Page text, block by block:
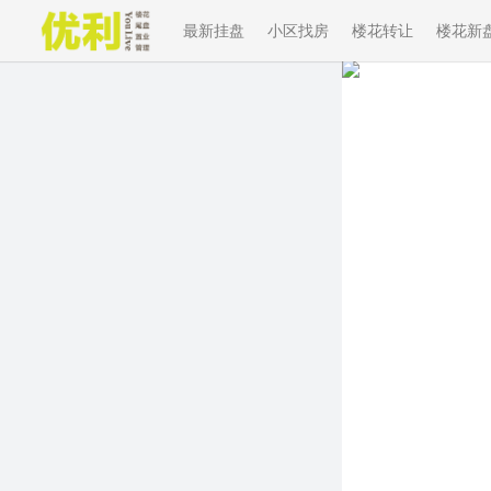
最新挂盘 小区找房 楼花转让 楼花新